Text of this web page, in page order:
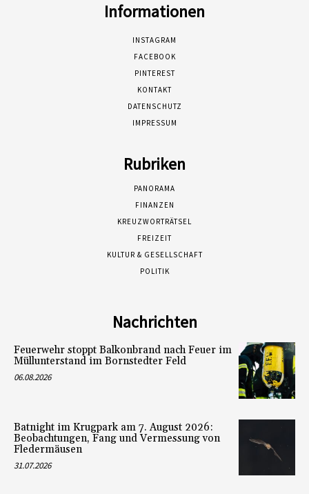
Informationen
INSTAGRAM
FACEBOOK
PINTEREST
KONTAKT
DATENSCHUTZ
IMPRESSUM
Rubriken
PANORAMA
FINANZEN
KREUZWORTRÄTSEL
FREIZEIT
KULTUR & GESELLSCHAFT
POLITIK
Nachrichten
Feuerwehr stoppt Balkonbrand nach Feuer im
Müllunterstand im Bornstedter Feld
06.08.2026
Batnight im Krugpark am 7. August 2026:
Beobachtungen, Fang und Vermessung von
Fledermäusen
31.07.2026